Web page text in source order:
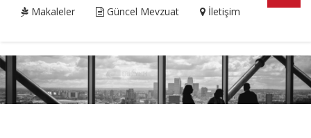
Makaleler Güncel Mevzuat İletişim